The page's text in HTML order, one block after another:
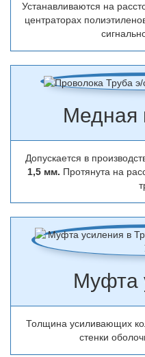
Устанавливаются на
центраторах
Медная
Допускается в
1,5 мм. Протянута на
Муфта
Толщина усиливающих
стенки